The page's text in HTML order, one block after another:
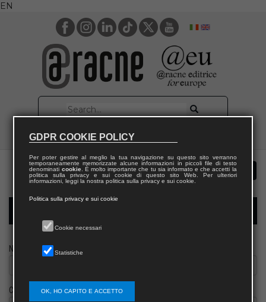
EN
Nome
Cognome
GDPR COOKIE POLICY
Per poter gestire al meglio la tua navigazione su questo sito verranno
temporaneamente memorizzate alcune informazioni in piccoli file di testo
denominati cookie. È molto importante che tu sia informato e che accetti la
politica sulla privacy e sui cookie di questo sito Web. Per ulteriori
informazioni, leggi la nostra politica sulla privacy e sui cookie.
Politica sulla privacy e sui cookie
Cookie necessari
Statistiche
OK, HO CAPITO E ACCETTO